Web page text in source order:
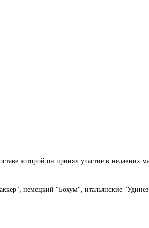
которой он принял участие в недавних
немецкий "Бохум", итальянские